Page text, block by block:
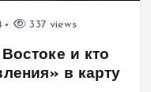
337 views
и кто
в карту